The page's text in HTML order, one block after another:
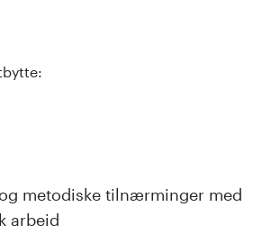
metodiske tilnærminger med
arbeid